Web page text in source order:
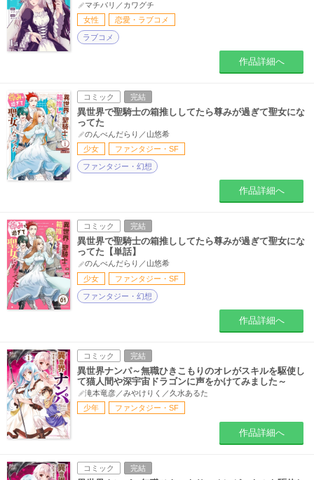
マチバリ／カワグチ
女性
恋愛・ラブコメ
ラブコメ
作品詳細へ
コミック 完結
異世界で聖騎士の箱推ししてたら尊みが過ぎて聖女にな
ってた
のんべんだらり／山悠希
少女
ファンタジー・SF
ファンタジー・幻想
作品詳細へ
コミック 完結
異世界で聖騎士の箱推ししてたら尊みが過ぎて聖女にな
ってた【単話】
のんべんだらり／山悠希
少女
ファンタジー・SF
ファンタジー・幻想
作品詳細へ
コミック 完結
異世界ナンパ～無職ひきこもりのオレがスキルを駆使し
て猫人間や深宇宙ドラゴンに声をかけてみました～
滝本竜彦／みやけりく／久水あるた
少年
ファンタジー・SF
作品詳細へ
コミック 完結